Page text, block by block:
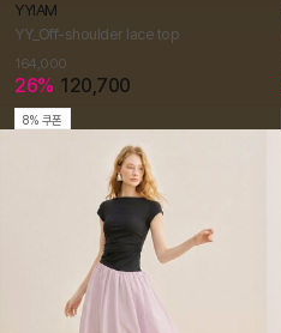
YYIAM
YY_Off-shoulder lace top
164,000
26% 120,700
8% 쿠폰